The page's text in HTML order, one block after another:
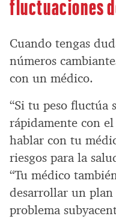
fluctuaciones
Cuando tengas
números
con un médico.
“Si tu peso fluctúa
rápidamente con
hablar con tu
riesgos para la
“Tu médico
desarrollar un
problema